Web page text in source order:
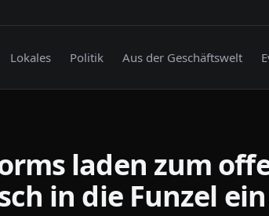
Lokales Politik Aus der Geschäftswelt
laden zum
in die Funzel ein